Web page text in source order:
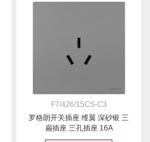
F7/426/15CS-C3
罗格朗开关插座 维翼 深砂银 三
扁插座 三孔插座 16A